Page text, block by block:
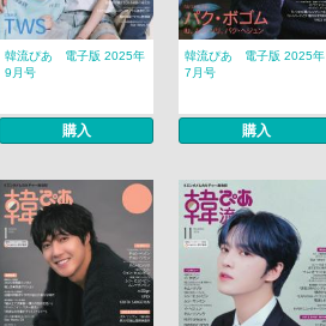
韓流ぴあ 電子版 2025年
9月号
購入
韓流ぴあ 電子版 2025年
7月号
購入